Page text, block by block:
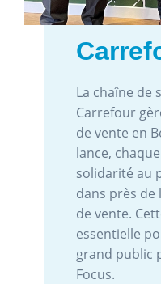
La chaîne de
Carrefour
de vente en
lance,
solidarité au
dans près de
de vente.
essentielle
grand public
Focus.